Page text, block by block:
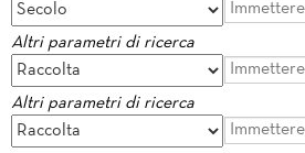
Altri parametri di ricerca
Altri parametri di ricerca